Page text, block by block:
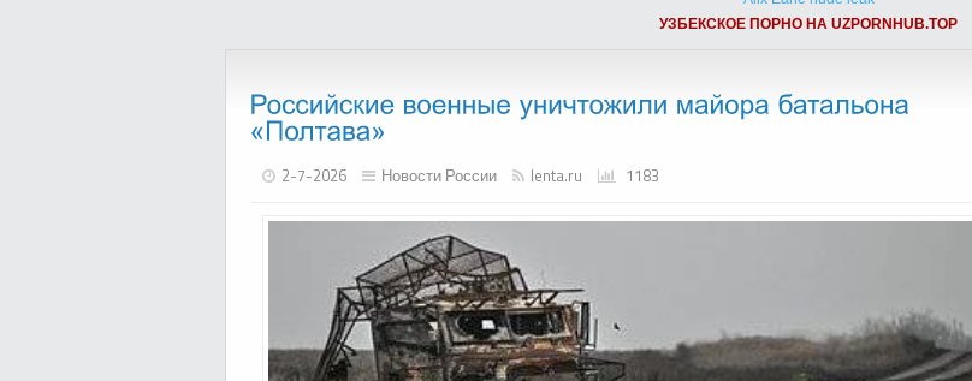
УЗБЕКСКОЕ ПОРНО НА UZPORNHUB.TOP
2-7-2026 Новости России lenta.ru 1183